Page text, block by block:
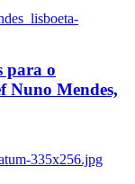
para o
Nuno Mendes,
335x256.jpg